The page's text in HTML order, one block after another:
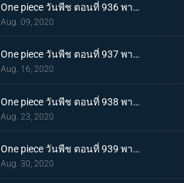
One piece วันพีช ตอนที่ 936 พากย์ไทย เรียนรู้ถึงแก่น ฮาคิแห่งวาโนะ ริวโอ!
Aug. 09, 2020
One piece วันพีช ตอนที่ 937 พากย์ไทย โทโนะยาสุ! ผู้เป็นที่รักของเมืองเอบิสุ!
Aug. 16, 2020
One piece วันพีช ตอนที่ 938 พากย์ไทย สะเทือนทั่วหล้า ตัวตนที่แท้จริงของจอมโจรเจ้าหนูสามฉลู
Aug. 23, 2020
One piece วันพีช ตอนที่ 939 พากย์ไทย ความเจ็บปวดของพวกพ้อง! การช่วยเหลือโทโนะยาสุที่ถูกจับ
Aug. 30, 2020